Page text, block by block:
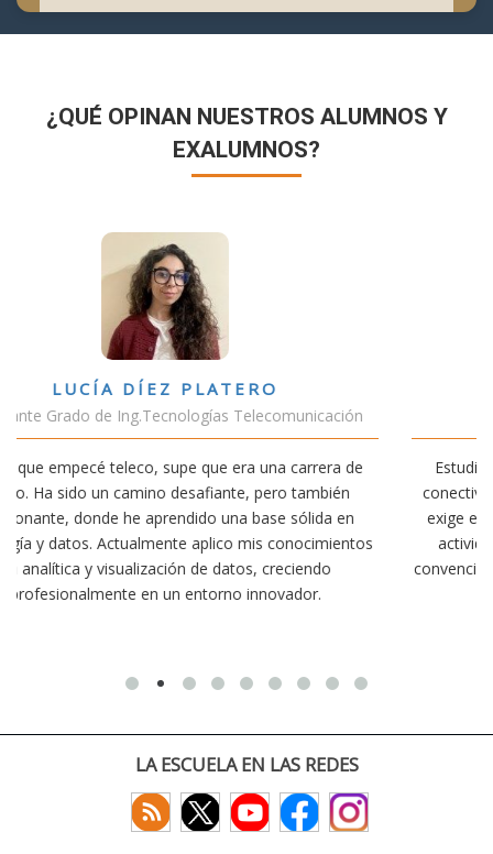
¿QUÉ OPINAN NUESTROS ALUMNOS Y
EXALUMNOS?
de
VÍCTOR SÁNCHEZ VALENCIA
Estudiante Doble Grado Teleco-ADE
Estudiar teleco me ha permitido comprender cómo la
conectividad afecta nuestra vida diaria. Aunque la carrera
exige esfuerzo, he dedicado parte de mi tiempo a otras
actividades como el salvamento y socorrismo. Estoy
convencido de que elegir teleco ha sido una de las
decisiones que he tomado.
LA ESCUELA EN LAS REDES